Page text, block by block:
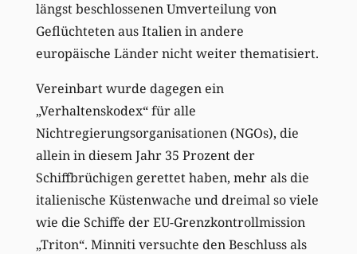
längst beschlossenen Umverteilung von
Geflüchteten aus Italien in andere
europäische Länder nicht weiter thematisiert.
Vereinbart wurde dagegen ein
„Verhaltenskodex“ für alle
Nichtregierungsorganisationen (NGOs), die
allein in diesem Jahr 35 Prozent der
Schiffbrüchigen gerettet haben, mehr als die
italienische Küstenwache und dreimal so viele
wie die Schiffe der EU-Grenzkontrollmission
„Triton“. Minniti versuchte den Beschluss als